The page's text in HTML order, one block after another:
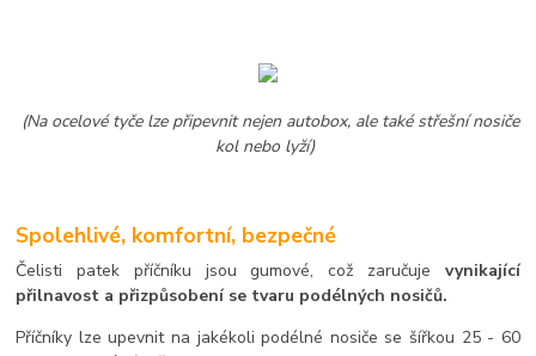
(Na ocelové tyče lze připevnit nejen autobox, ale také střešní nosiče
kol nebo lyží)
Spolehlivé, komfortní, bezpečné
Čelisti patek příčníku jsou gumové, což zaručuje vynikající
přilnavost a přizpůsobení se tvaru podélných nosičů.
Příčníky lze upevnit na jakékoli podélné nosiče se šířkou 25 - 60